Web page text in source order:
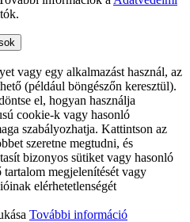
vagy egy alkalmazást használ, az
(például böngészőn keresztül).
el, hogyan használja
cookie-k vagy hasonló
szabályozhatja. Kattintson az
szeretne megtudni, és
bizonyos sütiket vagy hasonló
megjelenítését vagy
elérhetetlenségét
További információ